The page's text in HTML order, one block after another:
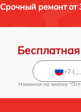
Срочный ремонтот
Нажимая на кнопку